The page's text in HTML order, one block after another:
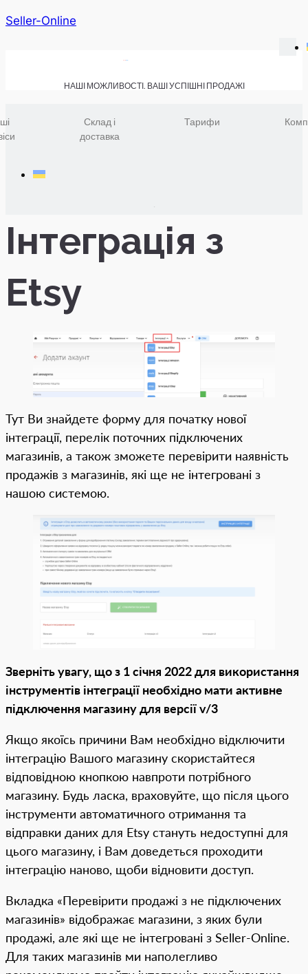
Seller-Online
НАШІ МОЖЛИВОСТІ. ВАШІ УСПІШНІ ПРОДАЖІ
Склад і
доставка
Тарифи
Інтеграція з
Etsy
Тут Ви знайдете форму для початку нової
інтеграції, перелік поточних підключених
магазинів, а також зможете перевірити наявність
продажів з магазинів, які ще не інтегровані з
нашою системою.
Зверніть увагу, що з 1 січня 2022 для використання
інструментів інтеграції необхідно мати активне
підключення магазину для версії v/3
Якщо якоїсь причини Вам необхідно відключити
інтеграцію Вашого магазину скористайтеся
відповідною кнопкою навпроти потрібного
магазину. Будь ласка, враховуйте, що після цього
інструменти автоматичного отримання та
відправки даних для Etsy стануть недоступні для
цього магазину, і Вам доведеться проходити
інтеграцію наново, щоби відновити доступ.
Вкладка «Перевірити продажі з не підключених
магазинів» відображає магазини, з яких були
продажі, але які ще не інтегровані з Seller-Online.
Для таких магазинів ми наполегливо